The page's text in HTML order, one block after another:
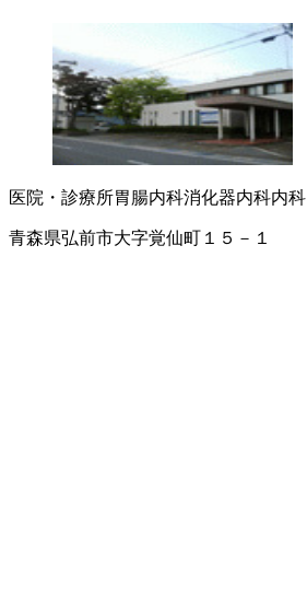
医院・診療所胃腸内科消化器内科内科
青森県弘前市大字覚仙町１５－１